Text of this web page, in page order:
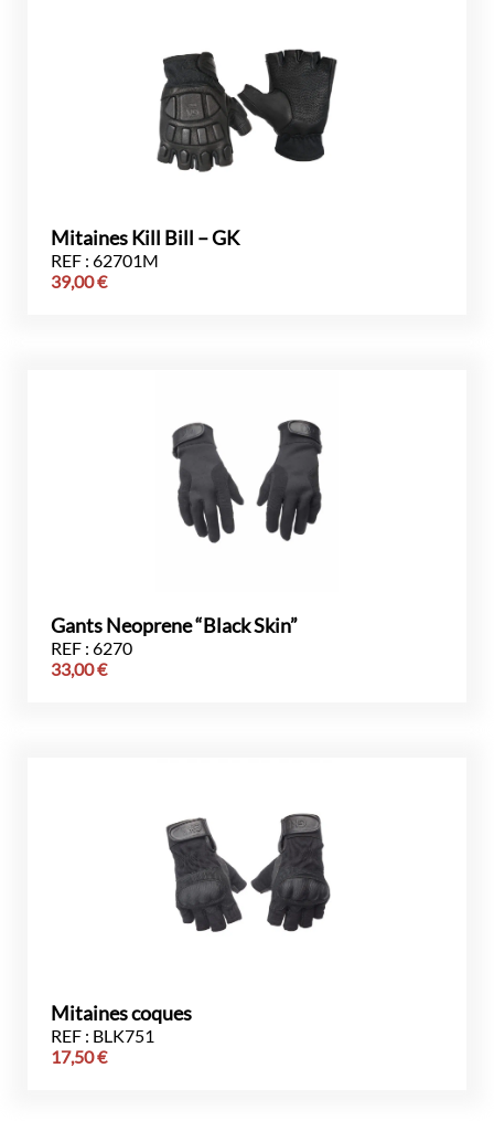
Mitaines Kill Bill – GK
REF : 62701M
39,00€
Gants Neoprene “Black Skin”
REF : 6270
33,00€
Mitaines coques
REF : BLK751
17,50€